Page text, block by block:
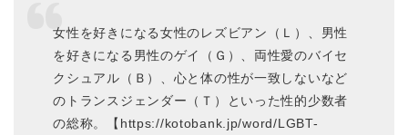
女性を好きになる女性のレズビアン（Ｌ）、男性
を好きになる男性のゲイ（Ｇ）、両性愛のバイセ
クシュアル（Ｂ）、心と体の性が一致しないなど
のトランスジェンダー（Ｔ）といった性的少数者
の総称。【https://kotobank.jp/word/LGBT-